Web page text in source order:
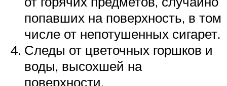
попавших на поверхность, в том
числе от непотушенных сигарет.
Следы от цветочных горшков и
воды, высохшей на
поверхности.